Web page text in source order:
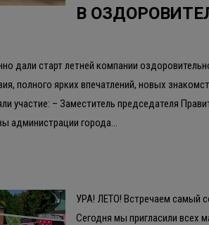
В
дали старт летней компании
полного ярких впечатлений, новых
участие: – Заместитель председателя
администрации города…
УРА! ЛЕТО! Встречаем самый
Сегодня мы пригласили всех